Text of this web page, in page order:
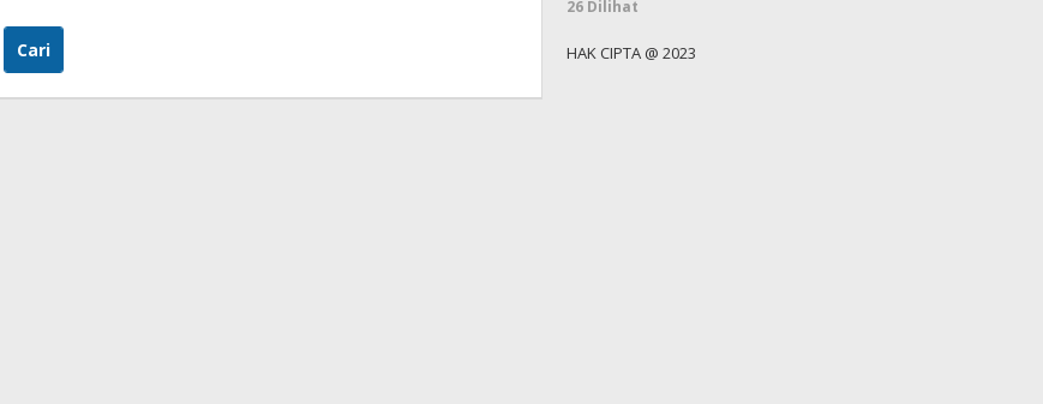
26 Dilihat
HAK CIPTA @ 2023